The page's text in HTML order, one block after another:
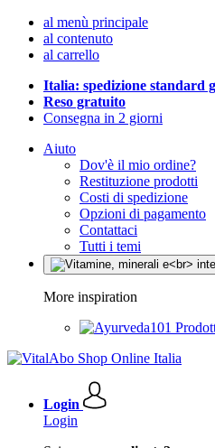
al menù principale
al contenuto
al carrello
Italia: spedizione standard
Reso gratuito
Consegna in 2 giorni
Aiuto
Dov'è il mio ordine?
Restituzione prodotti
Costi di spedizione
Opzioni di pagamento
Contattaci
Tutti i temi
More inspiration
Login
Login